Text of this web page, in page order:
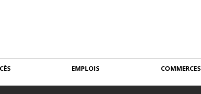
EMPLOIS COMMERCES